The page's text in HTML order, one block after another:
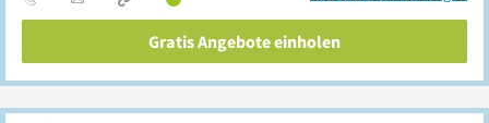
Gratis Angebote einholen